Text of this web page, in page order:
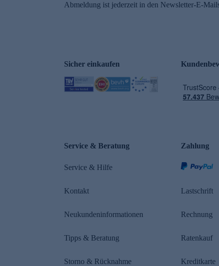
Abmeldung ist jederzeit in den Newsletter-E-
Sicher einkaufen
Service & Beratung
Service & Hilfe
Kontakt
Neukundeninformationen
Tipps & Beratung
Storno & Rücknahme
Zahlung
Lastschrift
Rechnung
Ratenkauf
Kreditkarte